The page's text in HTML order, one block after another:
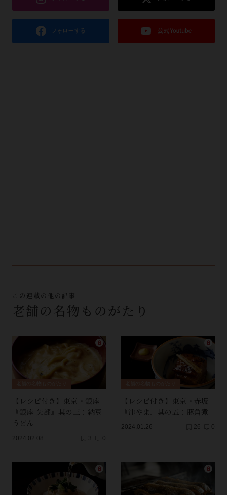
この連載の他の記事
老舗の名物ものがたり
【レシピ付き】東京・銀座
『銀座 矢部』其の三：納豆
うどん
2024.02.08 3 0
【レシピ付き】東京・赤坂
『津やま』其の五：豚角煮
2024.01.26 26 0